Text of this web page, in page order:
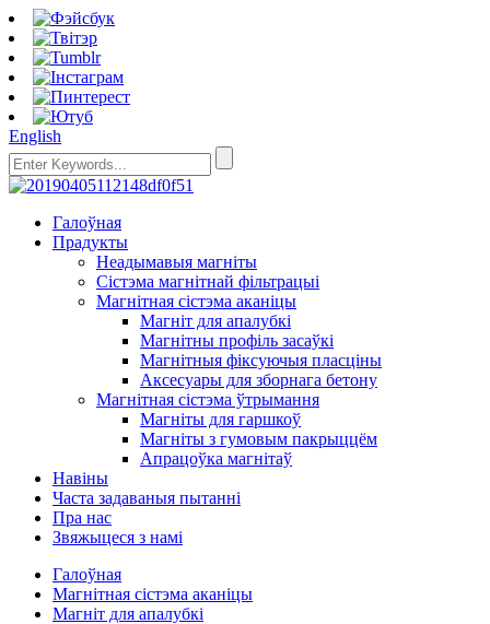
English
Галоўная
Прадукты
Неадымавыя магніты
Сістэма магнітнай фільтрацыі
Магнітная сістэма аканіцы
Магніт для апалубкі
Магнітны профіль засаўкі
Магнітныя фіксуючыя пласціны
Аксесуары для зборнага бетону
Магнітная сістэма ўтрымання
Магніты для гаршкоў
Магніты з гумовым пакрыццём
Апрацоўка магнітаў
Навіны
Часта задаваныя пытанні
Пра нас
Звяжыцеся з намі
Галоўная
Магнітная сістэма аканіцы
Магніт для апалубкі